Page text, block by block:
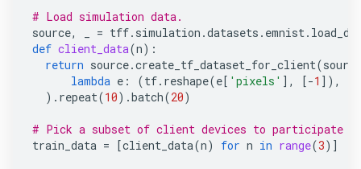
# Load simulation data.
source, = tff. simulation .datasets . emnist.
def client_data(n):
return source.create_tf_dataset_for_client(source
lambda e : (tf. reshape(e[ 'pixels' ], [-1 ]),
) . repeat(10) .batch(20)
# Pick a subset of client devices to participate
train_data = [client_data(n) for n in range(3)]